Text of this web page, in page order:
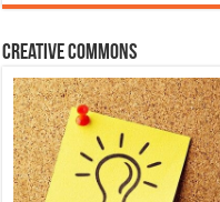
Creative Commons